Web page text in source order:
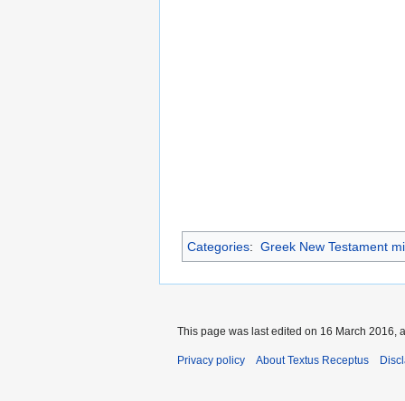
Categories: Greek New Testament
This page was last edited on 16 March 2016,
Privacy policy About Textus Receptus